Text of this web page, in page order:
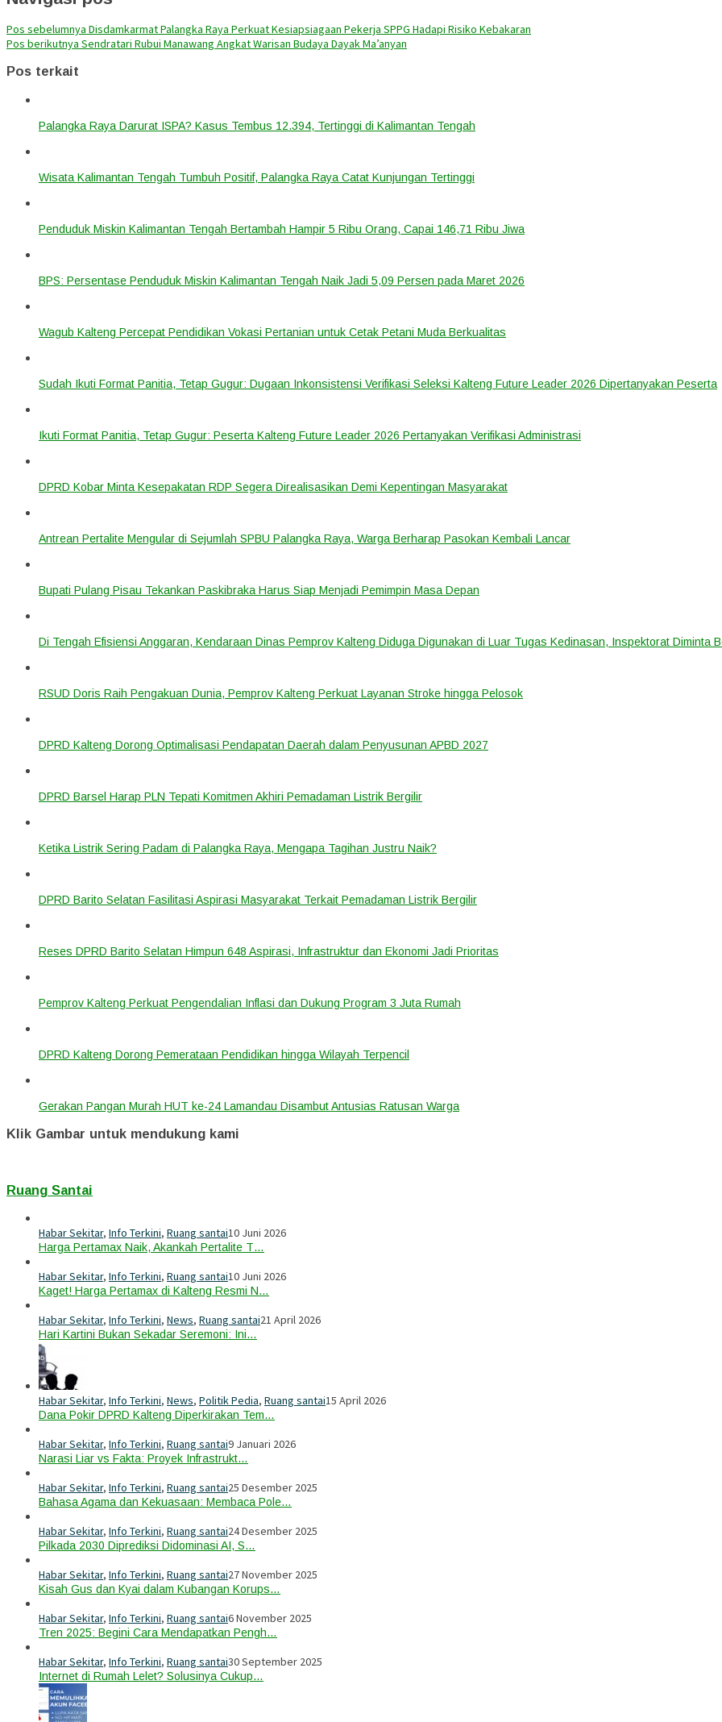
Pos sebelumnya Disdamkarmat Palangka Raya Perkuat Kesiapsiagaan Pekerja SPPG Hadapi Risiko Kebakaran
Pos berikutnya Sendratari Rubui Manawang Angkat Warisan Budaya Dayak Ma’anyan
Pos terkait
Palangka Raya Darurat ISPA? Kasus Tembus 12.394, Tertinggi di Kalimantan Tengah
Wisata Kalimantan Tengah Tumbuh Positif, Palangka Raya Catat Kunjungan Tertinggi
Penduduk Miskin Kalimantan Tengah Bertambah Hampir 5 Ribu Orang, Capai 146,71 Ribu Jiwa
BPS: Persentase Penduduk Miskin Kalimantan Tengah Naik Jadi 5,09 Persen pada Maret 2026
Wagub Kalteng Percepat Pendidikan Vokasi Pertanian untuk Cetak Petani Muda Berkualitas
Sudah Ikuti Format Panitia, Tetap Gugur: Dugaan Inkonsistensi Verifikasi Seleksi Kalteng Future Leader 2026 Dipertanyakan Peserta
Ikuti Format Panitia, Tetap Gugur: Peserta Kalteng Future Leader 2026 Pertanyakan Verifikasi Administrasi
DPRD Kobar Minta Kesepakatan RDP Segera Direalisasikan Demi Kepentingan Masyarakat
Antrean Pertalite Mengular di Sejumlah SPBU Palangka Raya, Warga Berharap Pasokan Kembali Lancar
Bupati Pulang Pisau Tekankan Paskibraka Harus Siap Menjadi Pemimpin Masa Depan
Di Tengah Efisiensi Anggaran, Kendaraan Dinas Pemprov Kalteng Diduga Digunakan di Luar Tugas Kedinasan, Inspektorat Diminta
RSUD Doris Raih Pengakuan Dunia, Pemprov Kalteng Perkuat Layanan Stroke hingga Pelosok
DPRD Kalteng Dorong Optimalisasi Pendapatan Daerah dalam Penyusunan APBD 2027
DPRD Barsel Harap PLN Tepati Komitmen Akhiri Pemadaman Listrik Bergilir
Ketika Listrik Sering Padam di Palangka Raya, Mengapa Tagihan Justru Naik?
DPRD Barito Selatan Fasilitasi Aspirasi Masyarakat Terkait Pemadaman Listrik Bergilir
Reses DPRD Barito Selatan Himpun 648 Aspirasi, Infrastruktur dan Ekonomi Jadi Prioritas
Pemprov Kalteng Perkuat Pengendalian Inflasi dan Dukung Program 3 Juta Rumah
DPRD Kalteng Dorong Pemerataan Pendidikan hingga Wilayah Terpencil
Gerakan Pangan Murah HUT ke-24 Lamandau Disambut Antusias Ratusan Warga
Klik Gambar untuk mendukung kami
Ruang Santai
Habar Sekitar, Info Terkini, Ruang santai10 Juni 2026
Harga Pertamax Naik, Akankah Pertalite T…
Habar Sekitar, Info Terkini, Ruang santai10 Juni 2026
Kaget! Harga Pertamax di Kalteng Resmi N…
Habar Sekitar, Info Terkini, News, Ruang santai21 April 2026
Hari Kartini Bukan Sekadar Seremoni: Ini…
Habar Sekitar, Info Terkini, News, Politik Pedia, Ruang santai15 April 2026
Dana Pokir DPRD Kalteng Diperkirakan Tem…
Habar Sekitar, Info Terkini, Ruang santai9 Januari 2026
Narasi Liar vs Fakta: Proyek Infrastrukt…
Habar Sekitar, Info Terkini, Ruang santai25 Desember 2025
Bahasa Agama dan Kekuasaan: Membaca Pole…
Habar Sekitar, Info Terkini, Ruang santai24 Desember 2025
Pilkada 2030 Diprediksi Didominasi AI, S…
Habar Sekitar, Info Terkini, Ruang santai27 November 2025
Kisah Gus dan Kyai dalam Kubangan Korups…
Habar Sekitar, Info Terkini, Ruang santai6 November 2025
Tren 2025: Begini Cara Mendapatkan Pengh…
Habar Sekitar, Info Terkini, Ruang santai30 September 2025
Internet di Rumah Lelet? Solusinya Cukup…